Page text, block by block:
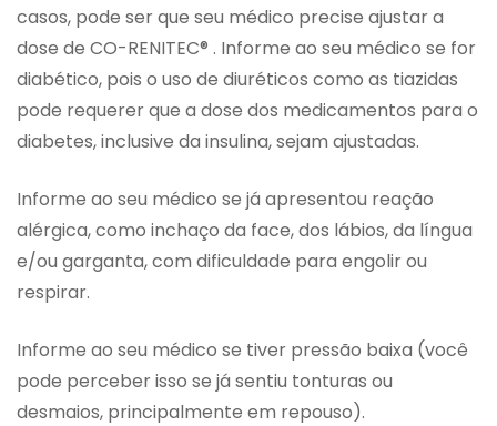
casos, pode ser que seu médico precise ajustar a
dose de CO-RENITEC® . Informe ao seu médico se for
diabético, pois o uso de diuréticos como as tiazidas
pode requerer que a dose dos medicamentos para o
diabetes, inclusive da insulina, sejam ajustadas.
Informe ao seu médico se já apresentou reação
alérgica, como inchaço da face, dos lábios, da língua
e/ou garganta, com dificuldade para engolir ou
respirar.
Informe ao seu médico se tiver pressão baixa (você
pode perceber isso se já sentiu tonturas ou
desmaios, principalmente em repouso).